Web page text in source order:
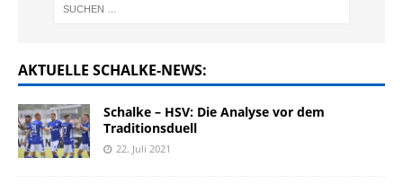
AKTUELLE SCHALKE-NEWS:
Schalke – HSV: Die Analyse vor dem
Traditionsduell
22. Juli 2021